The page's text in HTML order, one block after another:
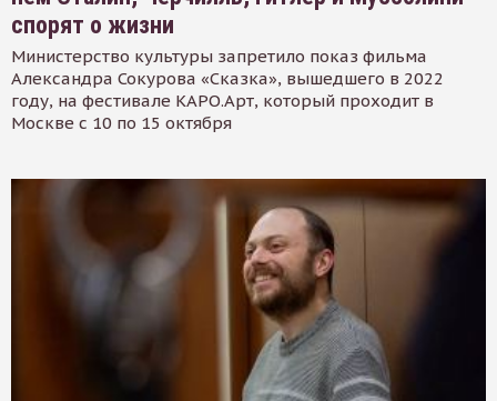
спорят о жизни
Министерство культуры запретило показ фильма
Александра Сокурова «Сказка», вышедшего в 2022
году, на фестивале КАРО.Арт, который проходит в
Москве с 10 по 15 октября